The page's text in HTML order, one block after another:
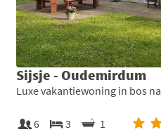
Sijsje - Oudemirdum
Luxe vakantiewoning in bos
6 3
1